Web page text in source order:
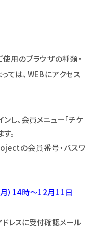
用のブラウザの種類・
ては、WEBにアクセス
し、会員メニュー｢チケ
。
の会員番号・パスワ
）14時～12月11日
ドレスに受付確認メール